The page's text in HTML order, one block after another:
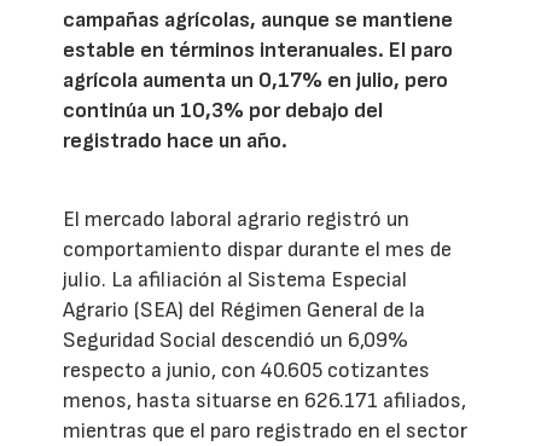
campañas agrícolas, aunque se mantiene
estable en términos interanuales. El paro
agrícola aumenta un 0,17% en julio, pero
continúa un 10,3% por debajo del
registrado hace un año.
El mercado laboral agrario registró un
comportamiento dispar durante el mes de
julio. La afiliación al Sistema Especial
Agrario (SEA) del Régimen General de la
Seguridad Social descendió un 6,09%
respecto a junio, con 40.605 cotizantes
menos, hasta situarse en 626.171 afiliados,
mientras que el paro registrado en el sector